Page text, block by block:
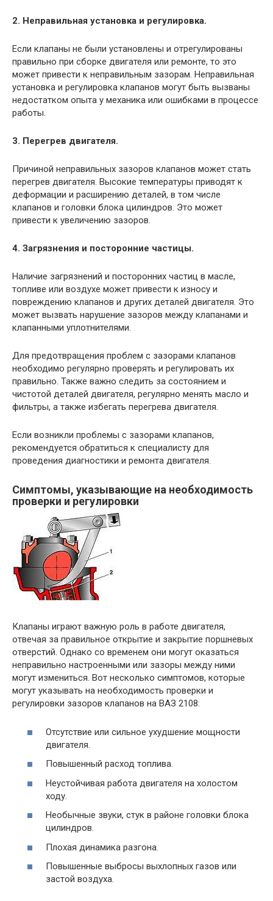
2. Неправильная установка и регулировка.
Если клапаны не были установлены и отрегулированы
правильно при сборке двигателя или ремонте, то это
может привести к неправильным зазорам. Неправильная
установка и регулировка клапанов могут быть вызваны
недостатком опыта у механика или ошибками в процессе
работы.
3. Перегрев двигателя.
Причиной неправильных зазоров клапанов может стать
перегрев двигателя. Высокие температуры приводят к
деформации и расширению деталей, в том числе
клапанов и головки блока цилиндров. Это может
привести к увеличению зазоров.
4. Загрязнения и посторонние частицы.
Наличие загрязнений и посторонних частиц в масле,
топливе или воздухе может привести к износу и
повреждению клапанов и других деталей двигателя. Это
может вызвать нарушение зазоров между клапанами и
клапанными уплотнителями.
Для предотвращения проблем с зазорами клапанов
необходимо регулярно проверять и регулировать их
правильно. Также важно следить за состоянием и
чистотой деталей двигателя, регулярно менять масло и
фильтры, а также избегать перегрева двигателя.
Если возникли проблемы с зазорами клапанов,
рекомендуется обратиться к специалисту для
проведения диагностики и ремонта двигателя.
Симптомы, указывающие на необходимость
проверки и регулировки
Клапаны играют важную роль в работе двигателя,
отвечая за правильное открытие и закрытие поршневых
отверстий. Однако со временем они могут оказаться
неправильно настроенными или зазоры между ними
могут измениться. Вот несколько симптомов, которые
могут указывать на необходимость проверки и
регулировки зазоров клапанов на ВАЗ 2108:
Отсутствие или сильное ухудшение мощности
двигателя.
Повышенный расход топлива.
Неустойчивая работа двигателя на холостом
ходу.
Необычные звуки, стук в районе головки блока
цилиндров.
Плохая динамика разгона.
Повышенные выбросы выхлопных газов или
застой воздуха.